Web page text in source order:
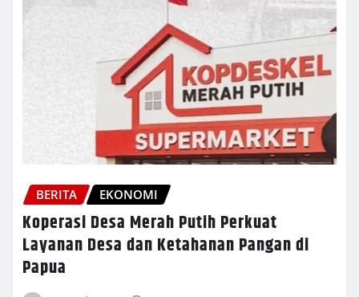
BERITA EKONOMI
Koperasi Desa Merah Putih Perkuat
Layanan Desa dan Ketahanan Pangan di
Papua